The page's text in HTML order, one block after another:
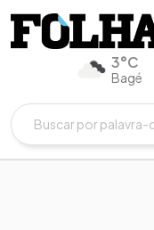
3°C
Bagé